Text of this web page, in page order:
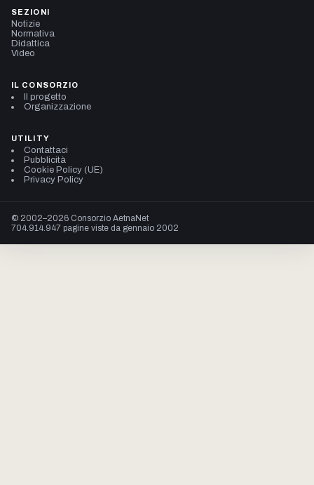
SEZIONI
Notizie
Normativa
Didattica
Video
IL CONSORZIO
Il progetto
Organizzazione
UTILITY
Contattaci
Pubblicità
Cookie Policy (UE)
Privacy Policy
© 2002–2026 Consorzio AetnaNet
704.914.947 pagine viste da gennaio 2002